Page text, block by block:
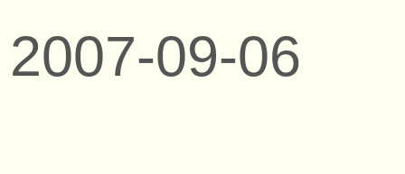
2007-09-06